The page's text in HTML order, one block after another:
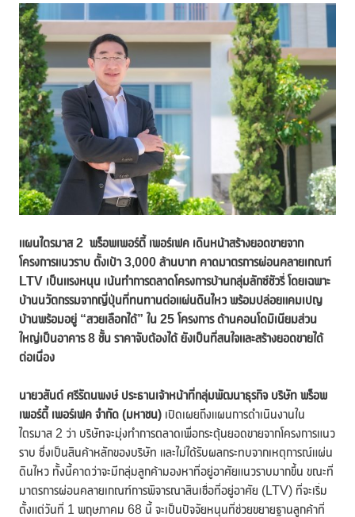
แผนไตรมาส2 พร็อพเพอร์ตี้ เพอร์เฟค เดินหน้าสร้างยอดขายจาก
โครงการแนวราบ ตั้งเป้า 3,000 ล้านบาท คาดมาตรการผ่อนคลายเกณฑ์
LTV เป็นแรงหนุน เน้นทำการตลาดโครงการบ้านกลุ่มลักซ์ชัวรี่ โดยเฉพาะ
บ้านนวัตกรรมจากญี่ปุ่นที่ทนทานต่อแผ่นดินไหว พร้อมปล่อยแคมเปญ
บ้านพร้อมอยู่ “สวยเลือกได้” ใน 25 โครงการ ด้านคอนโดมิเนียมส่วน
ใหญ่เป็นอาคาร 8 ชั้น ราคาจับต้องได้ ยังเป็นที่สนใจและสร้างยอดขายได้
ต่อเนื่อง
นายวสันต์ ศรีรัตนพงษ์ ประธานเจ้าหน้าที่กลุ่มพัฒนาธุรกิจ บริษัท พร็อพ
เพอร์ตี้ เพอร์เฟค จำกัด (มหาชน) เปิดเผยถึงแผนการดำเนินงานใน
ไตรมาส 2 ว่า บริษัทจะมุ่งทำการตลาดเพื่อกระตุ้นยอดขายจากโครงการแนว
ราบ ซึ่งเป็นสินค้าหลักของบริษัท และไม่ได้รับผลกระทบจากเหตุการณ์แผ่น
ดินไหว ทั้งนี้คาดว่าจะมีกลุ่มลูกค้ามองหาที่อยู่อาศัยแนวราบมากขึ้น ขณะที่
มาตรการผ่อนคลายเกณฑ์การพิจารณาสินเชื่อที่อยู่อาศัย (LTV) ที่จะเริ่ม
ตั้งแต่วันที่ 1 พฤษภาคม 68 นี้ จะเป็นปัจจัยหนุนที่ช่วยขยายฐานลูกค้าที่